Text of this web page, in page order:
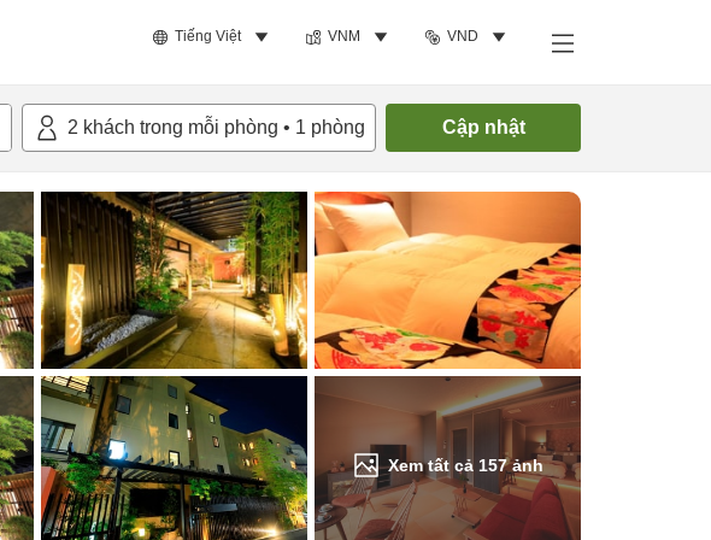
Tiếng Việt VNM VND
2 khách trong mỗi phòng • 1 phòng Cập nhật
Xem tất cả 157ảnh
Tìm phòng trống